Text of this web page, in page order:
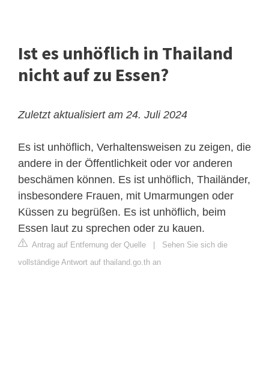
Ist es unhöflich in Thailand
nicht auf zu Essen?
Zuletzt aktualisiert am 24. Juli 2024
Es ist unhöflich, Verhaltensweisen zu zeigen, die
andere in der Öffentlichkeit oder vor anderen
beschämen können. Es ist unhöflich, Thailänder,
insbesondere Frauen, mit Umarmungen oder
Küssen zu begrüßen. Es ist unhöflich, beim
Essen laut zu sprechen oder zu kauen.
Antrag auf Entfernung der Quelle
Sehen Sie sich die
vollständige Antwort auf thailand.go.th an